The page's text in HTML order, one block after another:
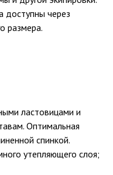
доступны через
размера.
ластовицами и
Оптимальная
спинкой.
утепляющего слоя;